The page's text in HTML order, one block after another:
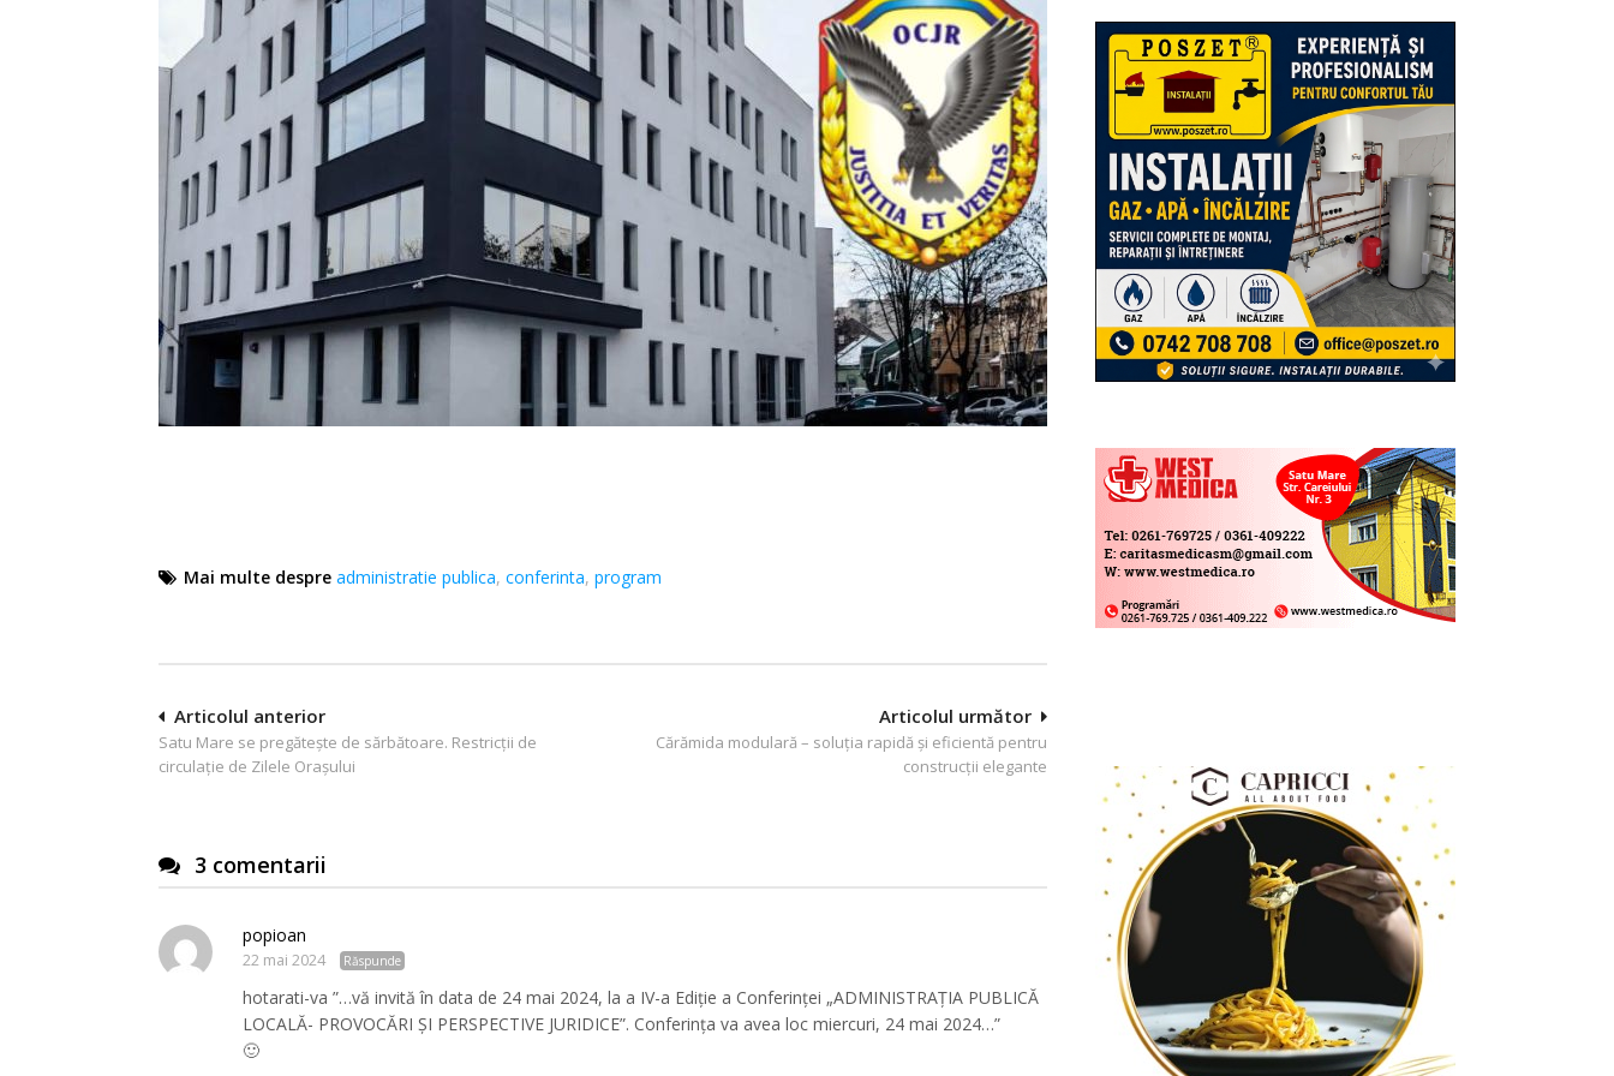
Mai multe despre administratie publica, conferinta, program
Navigare
în
Articolul următor
Cărămida modulară – soluţia rapidă şi eficientă pentru
construcţii elegante
Articolul anterior
Satu Mare se pregătește de sărbătoare. Restricții de
circulație de Zilele Orașului
3 comentarii
popioan
22 mai 2024 Răspunde
hotarati-va ”…vă invită în data de 24 mai 2024, la a IV-a Ediție a Conferinței „ADMINISTRAȚIA PUBLICĂ
LOCALĂ- PROVOCĂRI ȘI PERSPECTIVE JURIDICE”. Conferința va avea loc miercuri, 24 mai 2024…”
🙂